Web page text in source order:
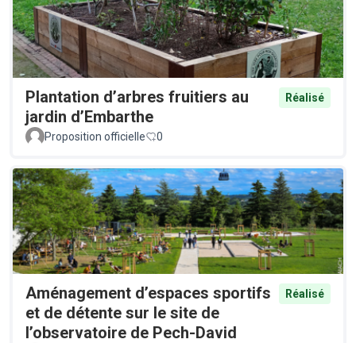
Plantation d’arbres fruitiers au
jardin d’Embarthe
Réalisé
Proposition officielle 0
Aménagement d’espaces sportifs
et de détente sur le site de
l’observatoire de Pech-David
Réalisé